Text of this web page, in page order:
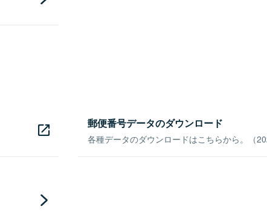
郵便番号データのダウンロード
各種データのダウンロードはこちらから。（